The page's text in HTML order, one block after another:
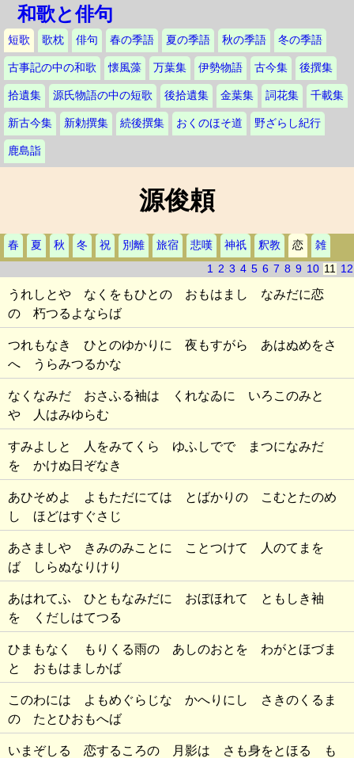
和歌と俳句
短歌 歌枕 俳句 春の季語 夏の季語 秋の季語 冬の季語
古事記の中の和歌 懐風藻 万葉集 伊勢物語 古今集 後撰集
拾遺集 源氏物語の中の短歌 後拾遺集 金葉集 詞花集 千載集
新古今集 新勅撰集 続後撰集 おくのほそ道 野ざらし紀行
鹿島詣
源俊頼
春 夏 秋 冬 祝 別離 旅宿 悲嘆 神祇 釈教 恋
雑
1 2 3 4 5 6 7 8 9 10 11 12
うれしとや なくをもひとの おもはまし なみだに恋
の 朽つるよならば
つれもなき ひとのゆかりに 夜もすがら あはぬめをさ
へ うらみつるかな
なくなみだ おさふる袖は くれなゐに いろこのみと
や 人はみゆらむ
すみよしと 人をみてくら ゆふしでで まつになみだ
を かけぬ日ぞなき
あひそめよ よもただにては とばかりの こむとたのめ
し ほどはすぐさじ
あさましや きみのみことに ことつけて 人のてまを
ば しらぬなりけり
あはれてふ ひともなみだに おぼほれて ともしき袖
を くだしはてつる
ひまもなく もりくる雨の あしのおとを わがとほづま
と おもはましかば
このわには よもめぐらじな かへりにし さきのくるま
の たとひおもへば
いまぞしる 恋するころの 月影は さも身をとほる も